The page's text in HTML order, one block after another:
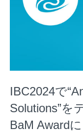
IBC2024で
Solutions”を
BaM Award